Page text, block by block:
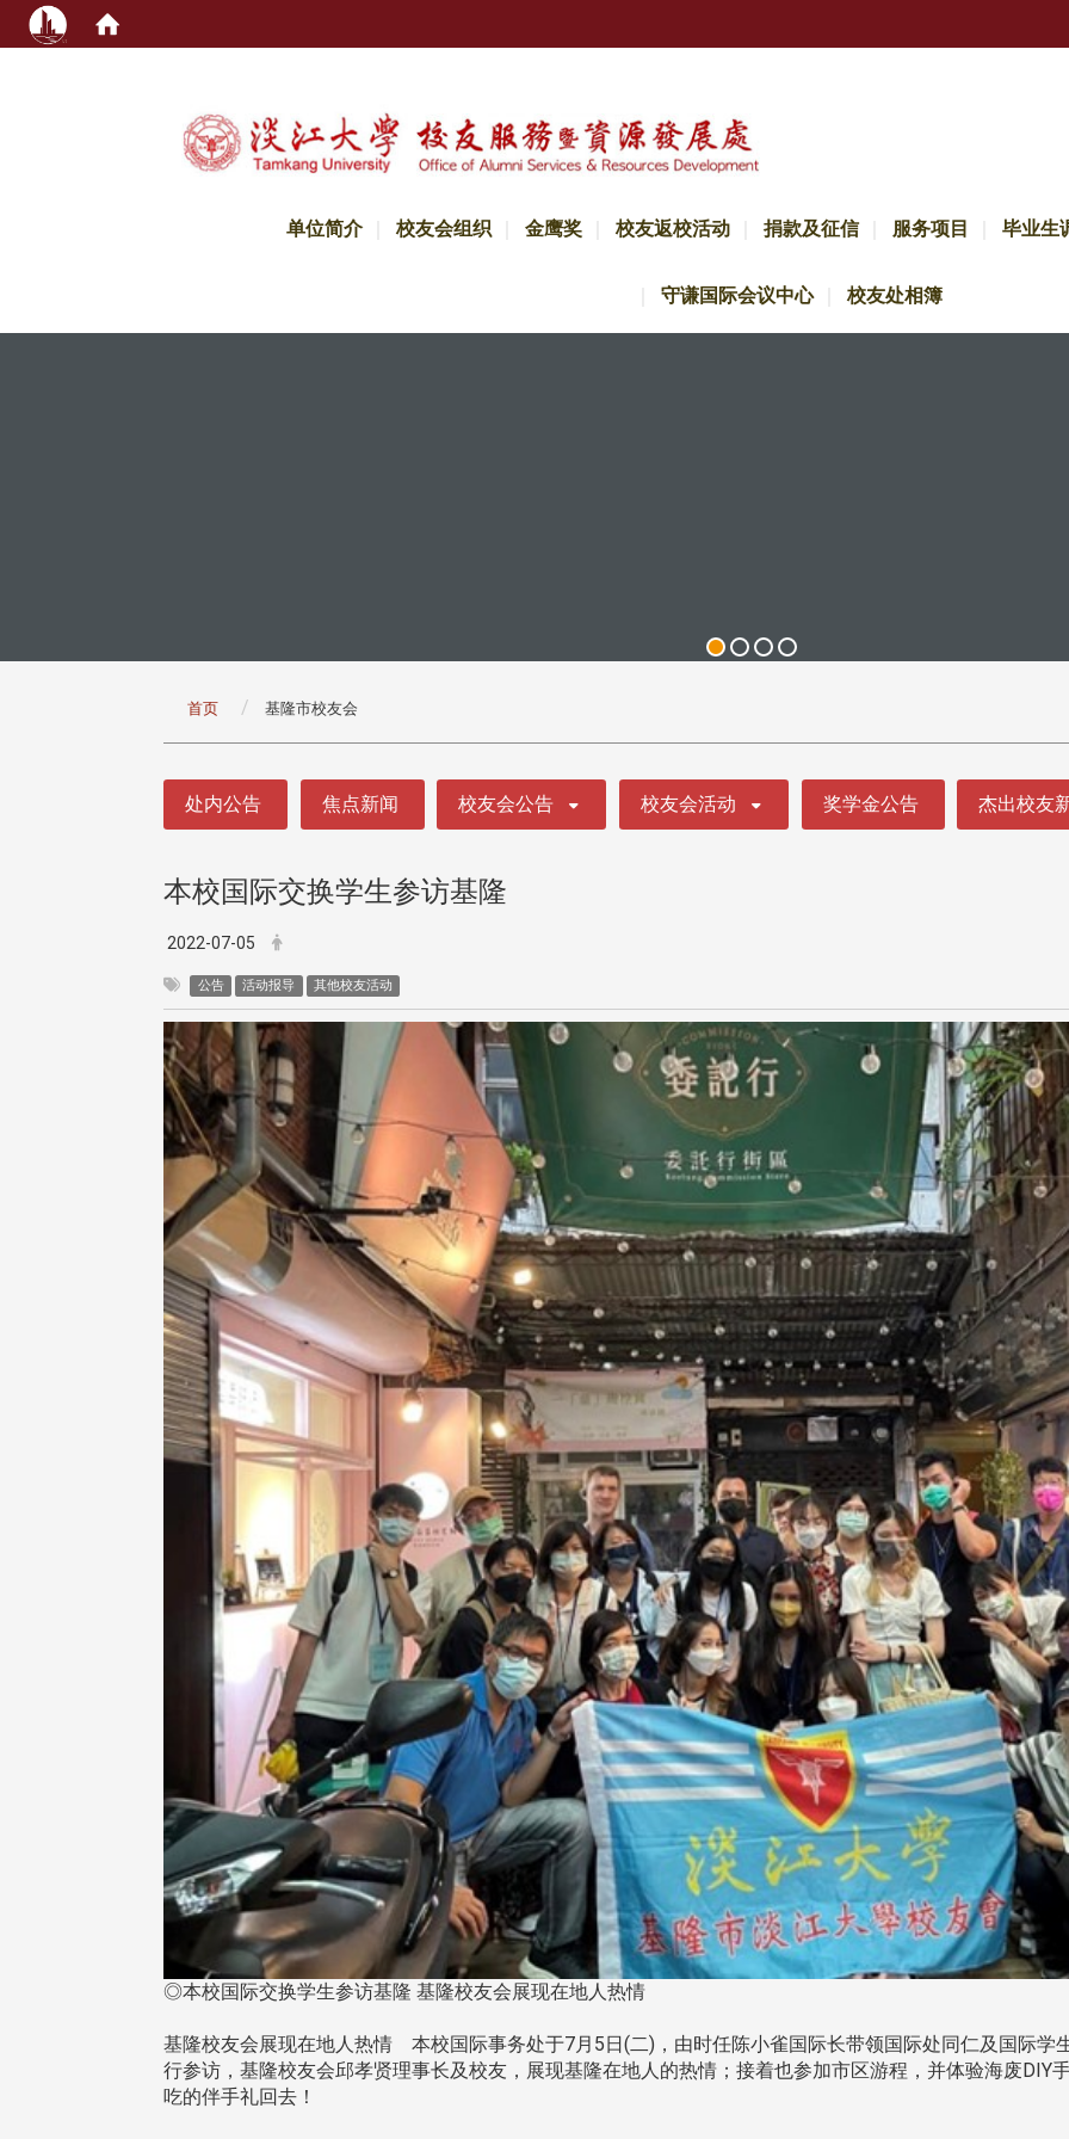
单位简介 校友会组织 金鹰奖 校友返校活动 捐款及征信 服务项目 毕业生
守谦国际会议中心 校友处相簿
首页 基隆市校友会
处内公告 焦点新闻 校友会公告 校友会活动 奖学金公告 杰出校友
本校国际交换学生参访基隆
2022-07-05
公告 活动报导 其他校友活动
◎本校国际交换学生参访基隆 基隆校友会展现在地人热情
基隆校友会展现在地人热情 本校国际事务处于7月5日(二)，由时任陈小雀国际长带领国际处同仁及国际学
行参访，基隆校友会邱孝贤理事长及校友，展现基隆在地人的热情；接着也参加市区游程，并体验海废DIY
吃的伴手礼回去！